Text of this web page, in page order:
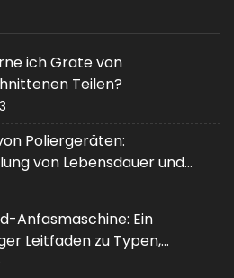
ich Grate von
Teilen?
Poliergeräten:
von Lebensdauer und
Anfasmaschine: Ein
Leitfaden zu Typen,
und Kauf